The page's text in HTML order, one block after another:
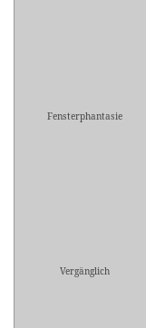
Fensterphantasie
Vergänglich